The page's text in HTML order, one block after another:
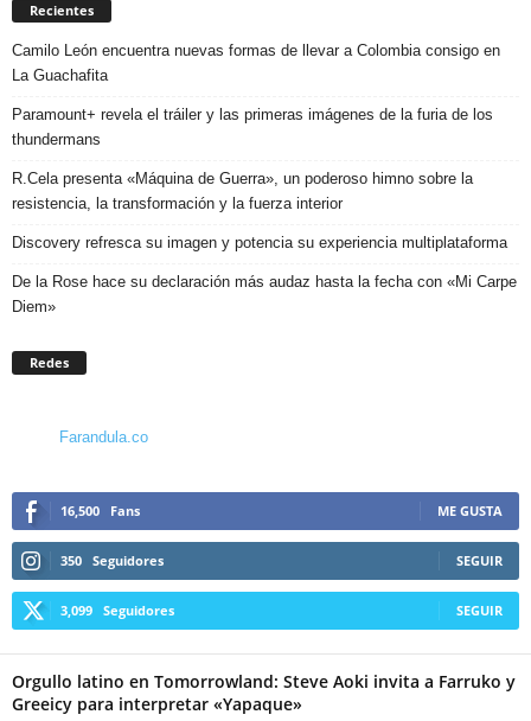
Recientes
Camilo León encuentra nuevas formas de llevar a Colombia consigo en
La Guachafita
Paramount+ revela el tráiler y las primeras imágenes de la furia de los
thundermans
R.Cela presenta «Máquina de Guerra», un poderoso himno sobre la
resistencia, la transformación y la fuerza interior
Discovery refresca su imagen y potencia su experiencia multiplataforma
De la Rose hace su declaración más audaz hasta la fecha con «Mi Carpe
Diem»
Redes
Farandula.co
16,500 Fans ME GUSTA
350 Seguidores SEGUIR
3,099 Seguidores SEGUIR
Orgullo latino en Tomorrowland: Steve Aoki invita a Farruko y
Greeicy para interpretar «Yapaque»